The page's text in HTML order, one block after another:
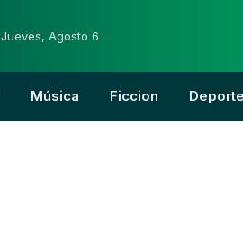
Jueves, Agosto 6
Música Ficcion